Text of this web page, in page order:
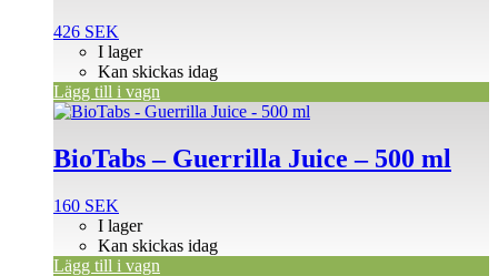
426 SEK
I lager
Kan skickas idag
Lägg till i vagn
BioTabs – Guerrilla Juice – 500 ml
160 SEK
I lager
Kan skickas idag
Lägg till i vagn